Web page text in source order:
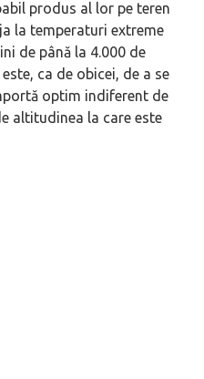
produs al lor pe teren
la temperaturi extreme
de până la 4.000 de
ca de obicei, de a se
optim indiferent de
altitudinea la care este